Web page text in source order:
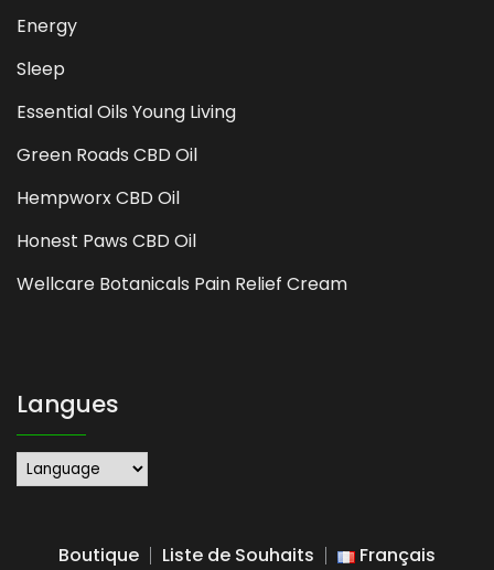
Energy
Sleep
Essential Oils Young Living
Green Roads CBD Oil
Hempworx CBD Oil
Honest Paws CBD Oil
Wellcare Botanicals Pain Relief Cream
Langues
Boutique Liste de Souhaits Français